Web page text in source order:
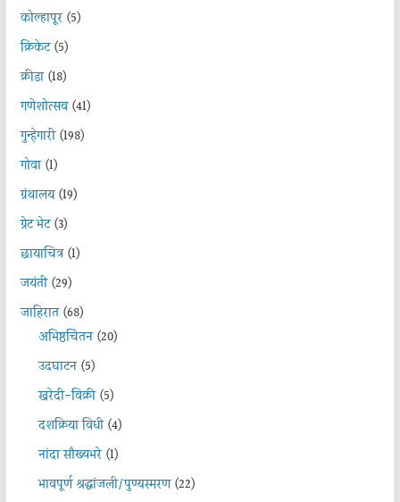
कोल्हापूर(5)
क्रिकेट(5)
क्रीडा(18)
गणेशोत्सव(41)
गुन्हेगारी(198)
गोवा(1)
ग्रंथालय(19)
ग्रेट भेट(3)
छायाचित्र(1)
जयंती(29)
जाहिरात(68)
अभिष्ठचिंतन(20)
उदघाटन(5)
खरेदी-विक्री(5)
दशक्रिया विधी(4)
नांदा सौख्यभरे(1)
भावपूर्ण श्रद्धांजली/पुण्यस्मरण(22)